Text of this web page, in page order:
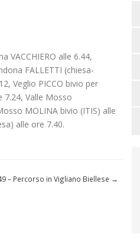
VACCHIERO alle 6.44,
FALLETTI (chiesa-
Veglio PICCO bivio per
7.24, Valle Mosso
MOLINA bivio (ITIS) alle
alle ore 7.40.
– Percorso in Vigliano Biellese →